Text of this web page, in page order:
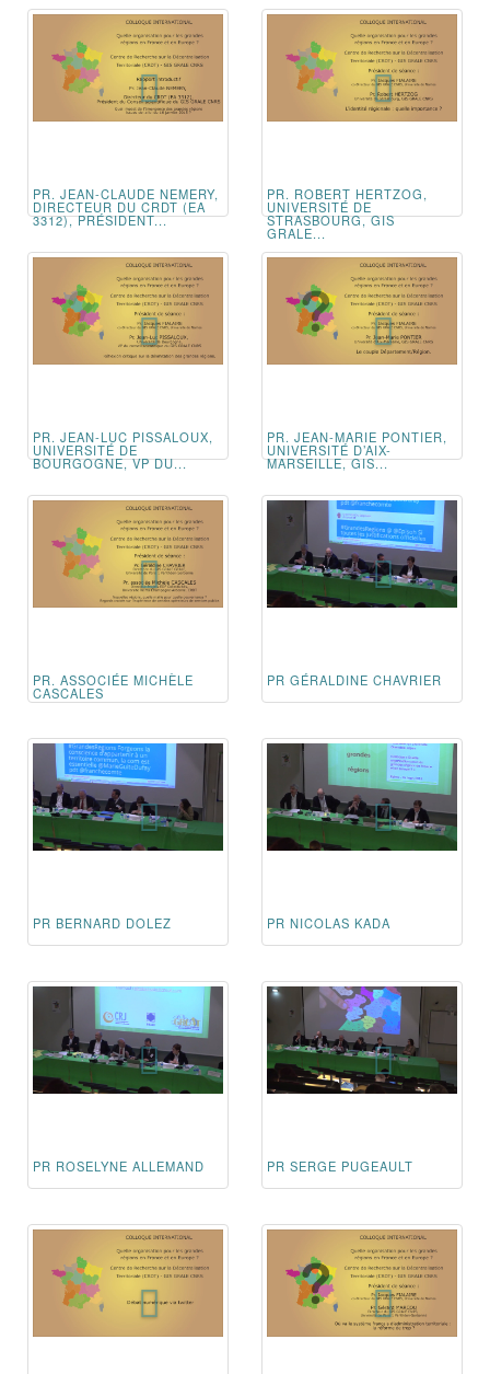
PR. JEAN-CLAUDE NEMERY,
DIRECTEUR DU CRDT (EA
3312), PRÉSIDENT...
PR. ROBERT HERTZOG,
UNIVERSITÉ DE
STRASBOURG, GIS
GRALE...
PR. JEAN-LUC PISSALOUX,
UNIVERSITÉ DE
BOURGOGNE, VP DU...
PR. JEAN-MARIE PONTIER,
UNIVERSITÉ D’AIX-
MARSEILLE, GIS...
PR. ASSOCIÉE MICHÈLE
CASCALES
PR GÉRALDINE CHAVRIER
PR BERNARD DOLEZ PR NICOLAS KADA
PR ROSELYNE ALLEMAND PR SERGE PUGEAULT